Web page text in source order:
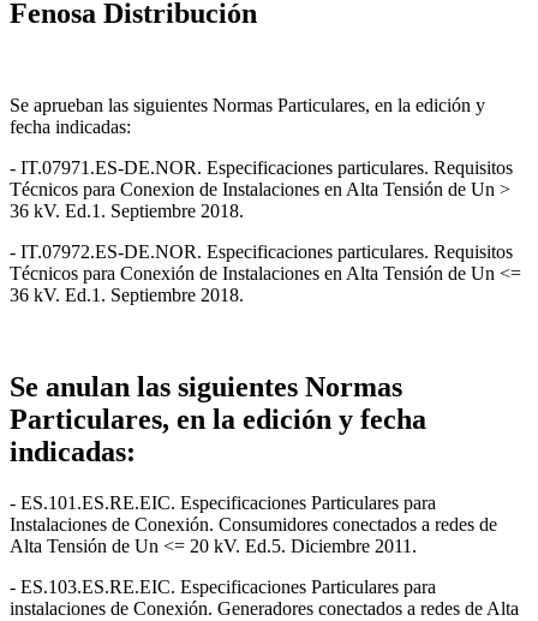
Fenosa Distribución
Se aprueban las siguientes Normas Particulares, en la edición y
fecha indicadas:
- IT.07971.ES-DE.NOR. Especificaciones particulares. Requisitos
Técnicos para Conexion de Instalaciones en Alta Tensión de Un >
36 kV. Ed.1. Septiembre 2018.
- IT.07972.ES-DE.NOR. Especificaciones particulares. Requisitos
Técnicos para Conexión de Instalaciones en Alta Tensión de Un <=
36 kV. Ed.1. Septiembre 2018.
Se anulan las siguientes Normas
Particulares, en la edición y fecha
indicadas:
- ES.101.ES.RE.EIC. Especificaciones Particulares para
Instalaciones de Conexión. Consumidores conectados a redes de
Alta Tensión de Un <= 20 kV. Ed.5. Diciembre 2011.
- ES.103.ES.RE.EIC. Especificaciones Particulares para
instalaciones de Conexión. Generadores conectados a redes de Alta